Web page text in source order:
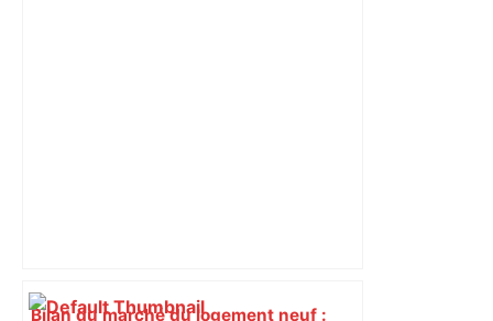
Bilan du marché du logement neuf :